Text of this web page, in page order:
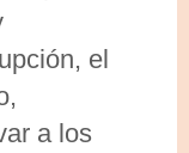
el
a los